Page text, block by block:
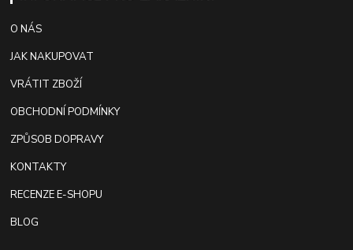
O NÁS
JAK NAKUPOVAT
VRÁTIT ZBOŽÍ
OBCHODNÍ PODMÍNKY
ZPŮSOB DOPRAVY
KONTAKTY
RECENZE E-SHOPU
BLOG